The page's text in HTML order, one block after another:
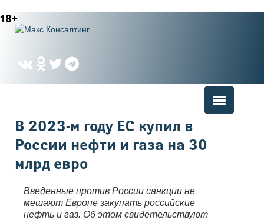
Вы здесь
В 2023-м году ЕС купил в
России нефти и газа на 30
млрд евро
Введенные против России санкции не
мешают Европе закупать российские
нефть и газ. Об этом свидетельствуют